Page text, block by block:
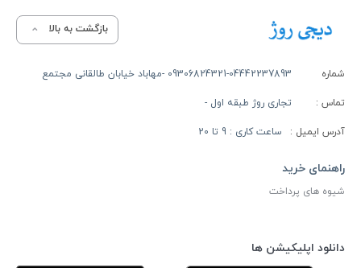
بازگشت به بالا
شماره
تماس :
09306824321-04442237893 -مهاباد خیابان طالقانی مجتمع
تجاری روژ طبقه اول -
آدرس ایمیل : ساعت کاری : 9 تا 20
راهنمای خرید
شیوه های پرداخت
دانلود اپلیکیشن ها